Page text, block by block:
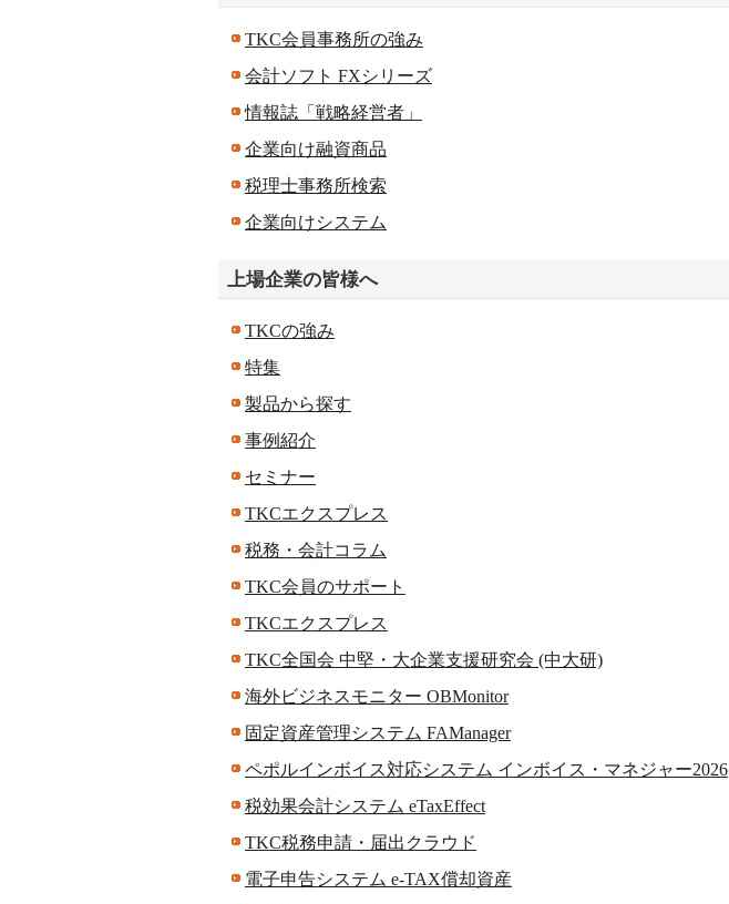
TKC会員事務所の強み
会計ソフト FXシリーズ
情報誌「戦略経営者」
企業向け融資商品
税理士事務所検索
企業向けシステム
上場企業の皆様へ
TKCの強み
特集
製品から探す
事例紹介
セミナー
TKCエクスプレス
税務・会計コラム
TKC会員のサポート
TKCエクスプレス
TKC全国会 中堅・大企業支援研究会 (中大研)
海外ビジネスモニター OBMonitor
固定資産管理システム FAManager
ペポルインボイス対応システム インボイス・マネジャー2026
税効果会計システム eTaxEffect
TKC税務申請・届出クラウド
電子申告システム e-TAX償却資産